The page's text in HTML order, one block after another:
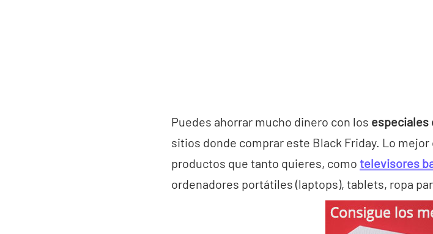
Puedes ahorrar mucho dinero con los especiales
sitios donde comprar este Black Friday. Lo
productos que tanto quieres, como televisores
ordenadores portátiles (laptops), tablets, ropa